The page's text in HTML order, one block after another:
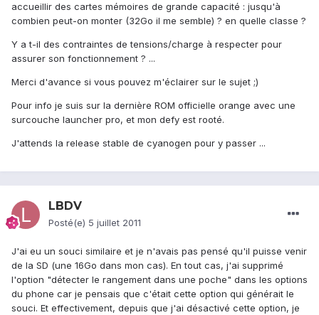
accueillir des cartes mémoires de grande capacité : jusqu'à
combien peut-on monter (32Go il me semble) ? en quelle classe ?
Y a t-il des contraintes de tensions/charge à respecter pour
assurer son fonctionnement ? ...
Merci d'avance si vous pouvez m'éclairer sur le sujet ;)
Pour info je suis sur la dernière ROM officielle orange avec une
surcouche launcher pro, et mon defy est rooté.
J'attends la release stable de cyanogen pour y passer ...
LBDV
Posté(e) 5 juillet 2011
J'ai eu un souci similaire et je n'avais pas pensé qu'il puisse venir
de la SD (une 16Go dans mon cas). En tout cas, j'ai supprimé
l'option "détecter le rangement dans une poche" dans les options
du phone car je pensais que c'était cette option qui générait le
souci. Et effectivement, depuis que j'ai désactivé cette option, je